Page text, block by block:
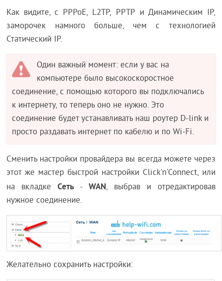
Как видите, с PPPoE, L2TP, PPTP и Динамическим IP,
заморочек намного больше, чем с технологией
Статический IP.
Один важный момент: если у вас на
компьютере было высокоскоростное
соединение, с помощью которого вы подключались
к интернету, то теперь оно не нужно. Это
соединение будет устанавливать наш роутер D-link и
просто раздавать интернет по кабелю и по Wi-Fi.
Сменить настройки провайдера вы всегда можете через
этот же мастер быстрой настройки Click'n'Connect, или
на вкладке Сеть-WAN, выбрав и отредактировав
нужное соединение.
Желательно сохранить настройки: